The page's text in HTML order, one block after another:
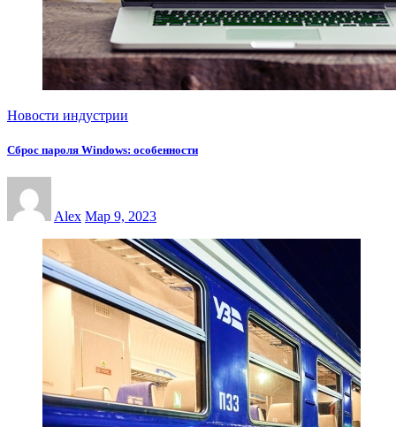
Новости индустрии
Сброс пароля Windows: особенности
Alex Мар 9, 2023